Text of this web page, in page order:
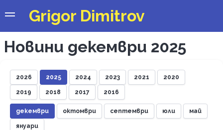
Grigor Dimitrov
Новини декември 2025
2026 2025 2024 2023 2021 2020
2019 2018 2017 2016
декември октомври септември юли май
януари